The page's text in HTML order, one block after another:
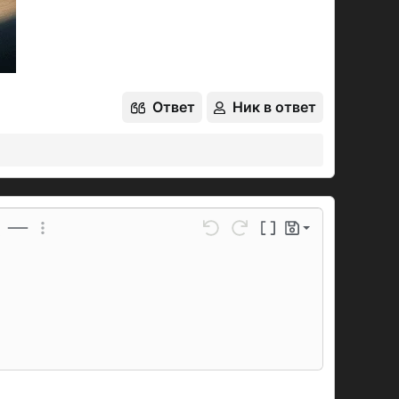
Ответ Ник в ответ
Вставить горизонтальную линию
Дополнительные параметры...Отменить
Повторить
Переключение BB-
Черновики
Сохранить черновик